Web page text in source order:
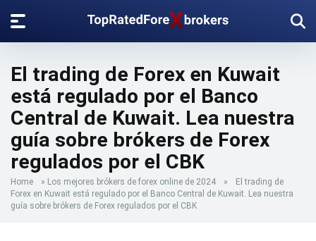
El trading de Forex en Kuwait
está regulado por el Banco
Central de Kuwait. Lea nuestra
guía sobre brókers de Forex
regulados por el CBK
Home » Los mejores brókers de forex online de 2024 »
El trading de
Forex en Kuwait está regulado por el Banco Central de Kuwait. Lea nuestra
guía sobre brókers de Forex regulados por el CBK